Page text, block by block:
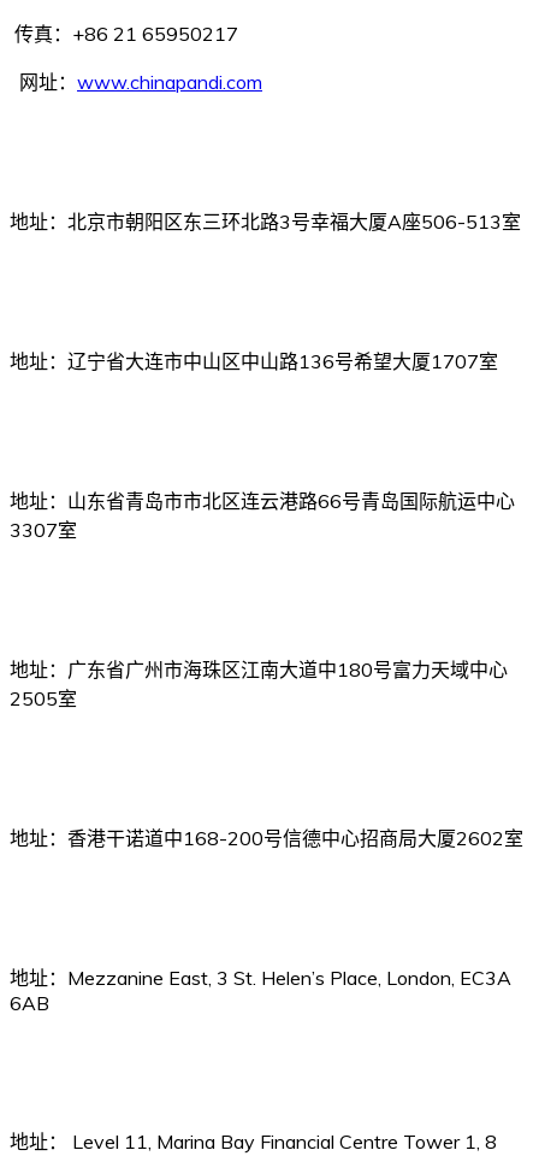
传真：+86 21 65950217
网址： www.chinapandi.com
地址：北京市朝阳区东三环北路3号幸福大厦A座506-513室
地址：辽宁省大连市中山区中山路136号希望大厦1707室
地址：山东省青岛市市北区连云港路66号青岛国际航运中心
3307室
地址：广东省广州市海珠区江南大道中180号富力天域中心
2505室
地址：香港干诺道中168-200号信德中心招商局大厦2602室
地址：Mezzanine East, 3 St. Helen’s Place, London, EC3A
6AB
地址： Level 11, Marina Bay Financial Centre Tower 1, 8